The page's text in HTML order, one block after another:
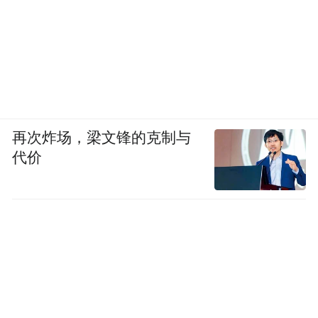
再次炸场，梁文锋的克制与
代价